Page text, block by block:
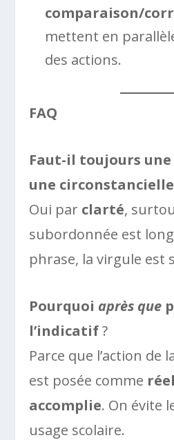
comparaison/
mettent en
des actions.
FAQ
Faut-il toujours
une
Oui par clarté,
subordonnée est
phrase, la virgule est
Pourquoi après que
l’indicatif?
Parce que l’action de
est posée comme
accomplie. On évite
usage scolaire.